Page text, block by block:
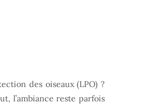
des oiseaux (LPO) ?
l’ambiance reste parfois